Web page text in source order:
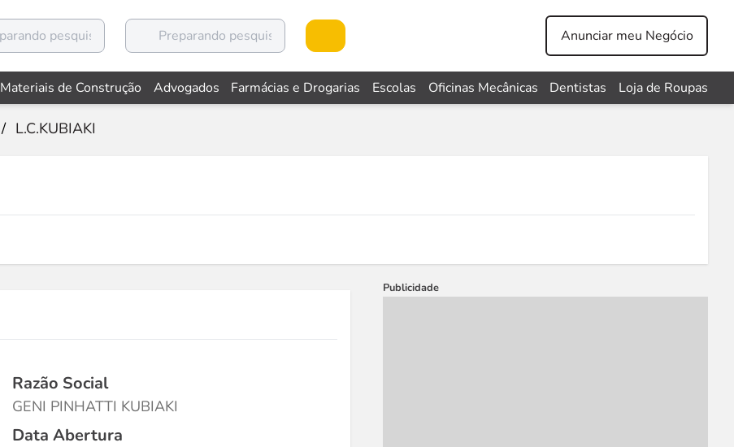
Anunciar meu Negócio
Materiais de Construção Advogados Farmácias e Drogarias Escolas Oficinas Mecânicas Dentistas Loja de Roupas
/ L.C.KUBIAKI
Razão Social
GENI PINHATTI KUBIAKI
Data Abertura
Publicidade